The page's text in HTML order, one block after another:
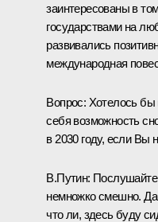
заинтересованы в
государствами на
развивались
международная
Вопрос: Хотелось бы
себя возможность
в 2030 году, если Вы
В.Путин: Послушайте
немножко смешно.
что ли, здесь буду